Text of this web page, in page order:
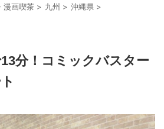
漫画喫茶 > 九州 > 沖縄県 >
分！コミックバスター